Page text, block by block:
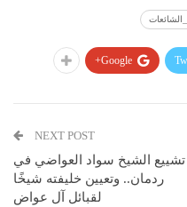
Google+
NEXT POST
تشييع الشيخ سواد العواضي في
ردمان.. وتعيين خليفته شيخًا
لقبائل آل عواض